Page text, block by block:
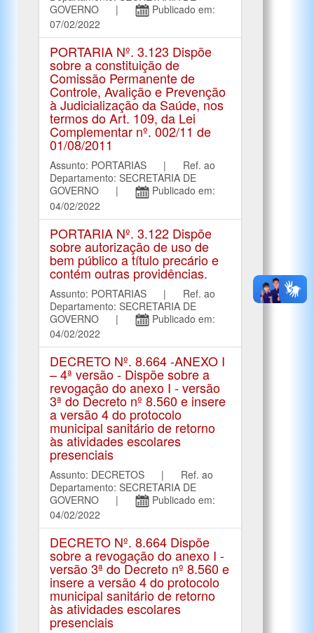
GOVERNO |
Publicado em:
07/02/2022
PORTARIA Nº. 3.123 Dispõe
sobre a constituição de
Comissão Permanente de
Controle, Avalição e Prevenção
à Judicialização da Saúde, nos
termos do Art. 109, da Lei
Complementar nº. 002/11 de
01/08/2011
Assunto: PORTARIAS | Ref. ao
Departamento: SECRETARIA DE
GOVERNO |
Publicado em:
04/02/2022
PORTARIA Nº. 3.122 Dispõe
sobre autorização de uso de
bem público a título precário e
contém outras providências.
Assunto: PORTARIAS | Ref. ao
Departamento: SECRETARIA DE
GOVERNO |
Publicado em:
04/02/2022
DECRETO Nº. 8.664 -ANEXO I
– 4ª versão - Dispõe sobre a
revogação do anexo I - versão
3ª do Decreto nº 8.560 e insere
a versão 4 do protocolo
municipal sanitário de retorno
às atividades escolares
presenciais
Assunto: DECRETOS | Ref. ao
Departamento: SECRETARIA DE
GOVERNO |
Publicado em:
04/02/2022
DECRETO Nº. 8.664 Dispõe
sobre a revogação do anexo I -
versão 3ª do Decreto nº 8.560 e
insere a versão 4 do protocolo
municipal sanitário de retorno
às atividades escolares
presenciais